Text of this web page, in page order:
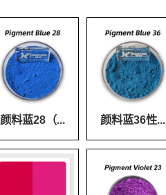
颜料蓝28（... 颜料蓝36性...